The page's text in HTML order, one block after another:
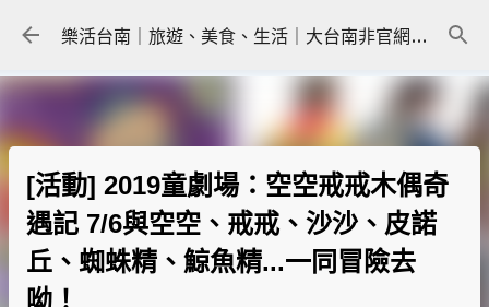
跳到主要內容 樂活台南｜旅遊、美食、生活｜大台南非官網｜tainanlohas.cc
[活動] 2019童劇場：空空戒戒木偶奇
遇記 7/6與空空、戒戒、沙沙、皮諾
丘、蜘蛛精、鯨魚精...一同冒險去
呦！